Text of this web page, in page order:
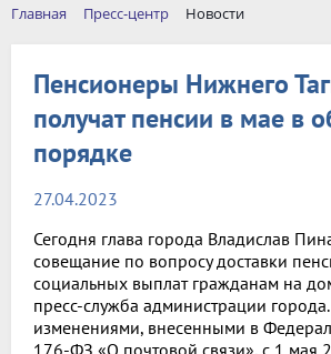
Главная Пресс-центр Новости
Пенсионеры Нижнего
получат пенсии в мае в
порядке
27.04.2023
Сегодня глава города Владислав
совещание по вопросу доставки
социальных выплат гражданам на
пресс-служба администрации города.
изменениями, внесенными в
176-ФЗ «О почтовой связи», с 1 мая